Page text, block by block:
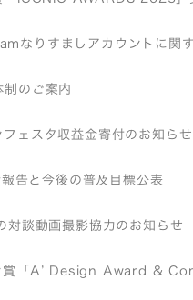
なりすましアカウントに関
制のご案内
フェスタ収益金寄付のお知らせ
告と今後の普及目標公表
対談動画撮影協力のお知らせ
賞「A’ Design Award &